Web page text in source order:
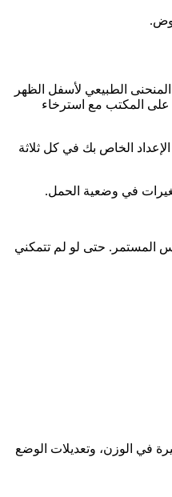
القطنية من الكرسي المنحنى الطبيعي لأسفل الظهر
المكتب مع استرخاء
الخاص بك في كل ثلاثة
في وضعية الحمل.
المستمر. حتى لو لم تتمكني
في الوزن، وتعديلات الوضع